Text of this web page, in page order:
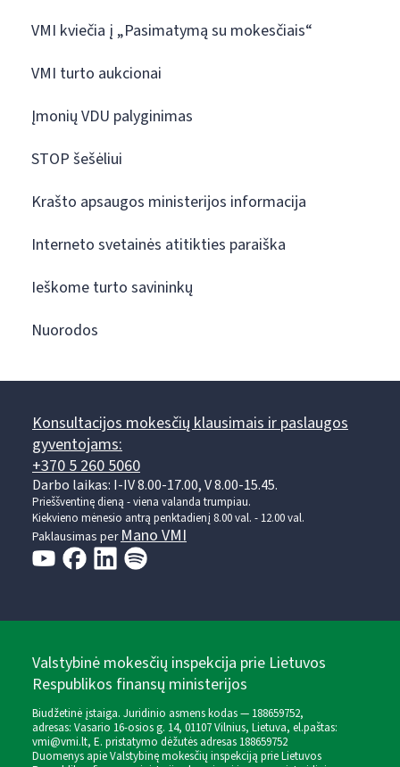
VMI kviečia į „Pasimatymą su mokesčiais“
VMI turto aukcionai
Įmonių VDU palyginimas
STOP šešėliui
Krašto apsaugos ministerijos informacija
Interneto svetainės atitikties paraiška
Ieškome turto savininkų
Nuorodos
Konsultacijos mokesčių klausimais ir paslaugos
gyventojams:
+370 5 260 5060
Darbo laikas: I-IV 8.00-17.00, V 8.00-15.45.
Prieššventinę dieną - viena valanda trumpiau.
Kiekvieno mėnesio antrą penktadienį 8.00 val. - 12.00 val.
Paklausimas per Mano VMI
Valstybinė mokesčių inspekcija prie Lietuvos
Respublikos finansų ministerijos
Biudžetinė įstaiga. Juridinio asmens kodas — 188659752,
adresas: Vasario 16-osios g. 14, 01107 Vilnius, Lietuva, el.paštas:
vmi@vmi.lt, E. pristatymo dėžutės adresas 188659752
Duomenys apie Valstybinę mokesčių inspekciją prie Lietuvos